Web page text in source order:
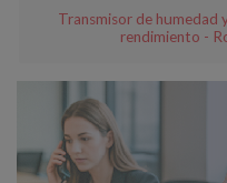
Transmisor de
rendimiento -